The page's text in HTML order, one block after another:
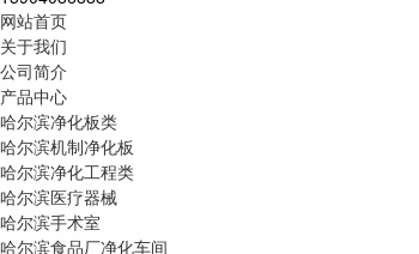
网站首页
关于我们
公司简介
产品中心
哈尔滨净化板类
哈尔滨机制净化板
哈尔滨净化工程类
哈尔滨医疗器械
哈尔滨手术室
哈尔滨食品厂净化车间